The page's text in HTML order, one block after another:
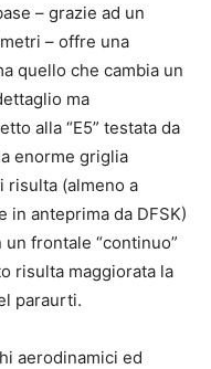
– grazie ad un
– offre una
quello che cambia un
ma
alla “E5” testata da
enorme griglia
risulta (almeno a
in anteprima da DFSK)
frontale “continuo”
risulta maggiorata la
paraurti.
aerodinamici ed